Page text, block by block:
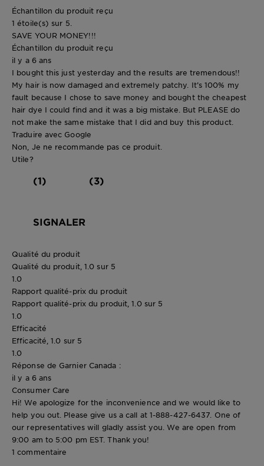
Échantillon du produit reçu
1 étoile(s) sur 5.
SAVE YOUR MONEY!!!
Échantillon du produit reçu
il y a 6 ans
I bought this just yesterday and the results are tremendous!!
My hair is now damaged and extremely patchy. It’s 100% my
fault because I chose to save money and bought the cheapest
hair dye I could find and it was a big mistake. But PLEASE do
not make the same mistake that I did and buy this product.
Traduire avec Google
Non, Je ne recommande pas ce produit.
Utile?
(1) (3)
SIGNALER
Qualité du produit
Qualité du produit, 1.0 sur 5
1.0
Rapport qualité-prix du produit
Rapport qualité-prix du produit, 1.0 sur 5
1.0
Efficacité
Efficacité, 1.0 sur 5
1.0
Réponse de Garnier Canada :
il y a 6 ans
Consumer Care
Hi! We apologize for the inconvenience and we would like to
help you out. Please give us a call at 1-888-427-6437. One of
our representatives will gladly assist you. We are open from
9:00 am to 5:00 pm EST. Thank you!
1 commentaire